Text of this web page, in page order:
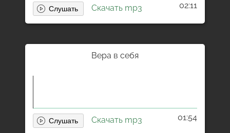
Скачать mp3 02:11
Вера в себя
Скачать mp3 01:54